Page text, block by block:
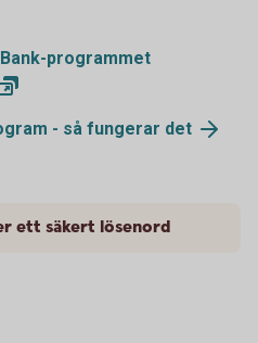
programmet
- så fungerar det
ett säkert lösenord